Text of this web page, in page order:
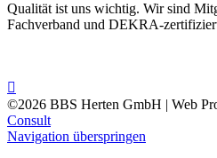
Qualität ist uns wichtig. Wir sind
Fachverband und DEKRA-
©2026 BBS Herten GmbH | Web
Consult
Navigation überspringen